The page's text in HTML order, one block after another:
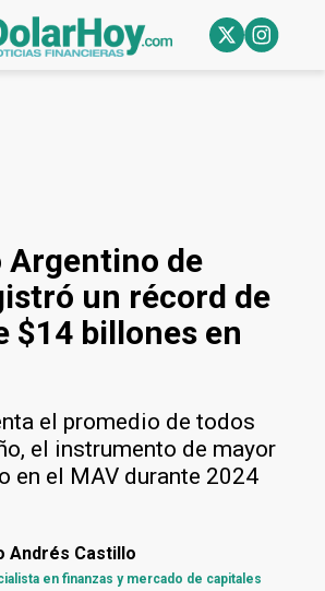
Argentino de
un récord de
$14 billones en
el promedio de todos
el instrumento de mayor
en el MAV durante 2024
Andrés Castillo
en finanzas y mercado de capitales